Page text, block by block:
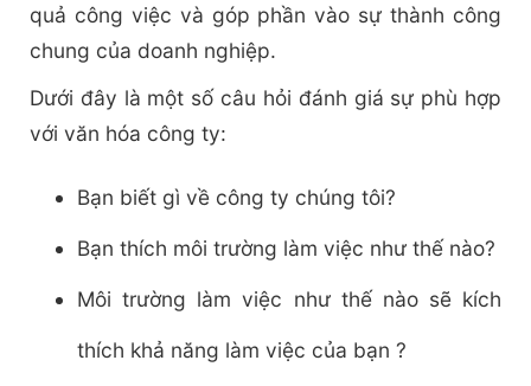
quả công việc và góp phần vào sự thành công
chung của doanh nghiệp.
Dưới đây là một số câu hỏi đánh giá sự phù hợp
với văn hóa công ty:
Bạn biết gì về công ty chúng tôi?
Bạn thích môi trường làm việc như thế nào?
Môi trường làm việc như thế nào sẽ kích
thích khả năng làm việc của bạn ?